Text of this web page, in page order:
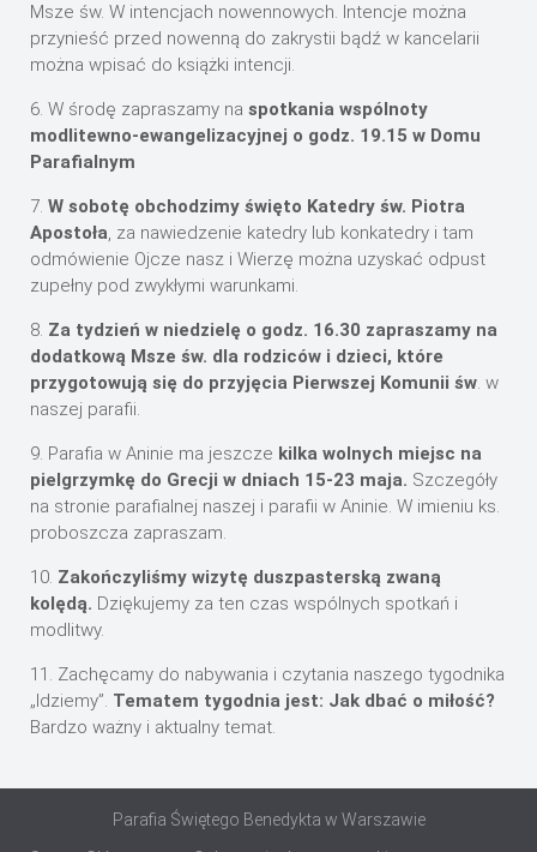
Msze św. W intencjach nowennowych. Intencje można
przynieść przed nowenną do zakrystii bądź w kancelarii
można wpisać do książki intencji.
6. W środę zapraszamy na spotkania wspólnoty
modlitewno-ewangelizacyjnej o godz. 19.15 w Domu
Parafialnym
7. W sobotę obchodzimy święto Katedry św. Piotra
Apostoła, za nawiedzenie katedry lub konkatedry i tam
odmówienie Ojcze nasz i Wierzę można uzyskać odpust
zupełny pod zwykłymi warunkami.
8. Za tydzień w niedzielę o godz. 16.30 zapraszamy na
dodatkową Msze św. dla rodziców i dzieci, które
przygotowują się do przyjęcia Pierwszej Komunii św. w
naszej parafii.
9. Parafia w Aninie ma jeszcze kilka wolnych miejsc na
pielgrzymkę do Grecji w dniach 15-23 maja. Szczegóły
na stronie parafialnej naszej i parafii w Aninie. W imieniu ks.
proboszcza zapraszam.
10. Zakończyliśmy wizytę duszpasterską zwaną
kolędą. Dziękujemy za ten czas wspólnych spotkań i
modlitwy.
11. Zachęcamy do nabywania i czytania naszego tygodnika
„Idziemy”. Tematem tygodnia jest: Jak dbać o miłość?
Bardzo ważny i aktualny temat.
Parafia Świętego Benedykta w Warszawie